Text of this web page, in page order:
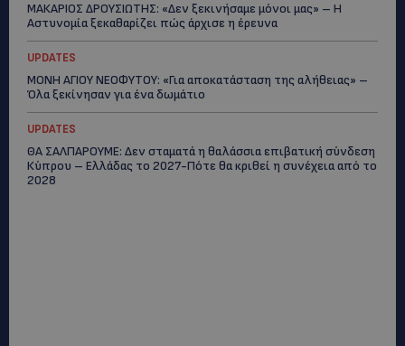
ΜΑΚΑΡΙΟΣ ΔΡΟΥΣΙΩΤΗΣ: «Δεν ξεκινήσαμε μόνοι μας» – Η
Αστυνομία ξεκαθαρίζει πώς άρχισε η έρευνα
UPDATES
ΜΟΝΗ ΑΓΙΟΥ ΝΕΟΦΥΤΟΥ: «Για αποκατάσταση της αλήθειας» –
Όλα ξεκίνησαν για ένα δωμάτιο
UPDATES
ΘΑ ΣΑΛΠΑΡΟΥΜΕ: Δεν σταματά η θαλάσσια επιβατική σύνδεση
Κύπρου – Ελλάδας το 2027-Πότε θα κριθεί η συνέχεια από το
2028